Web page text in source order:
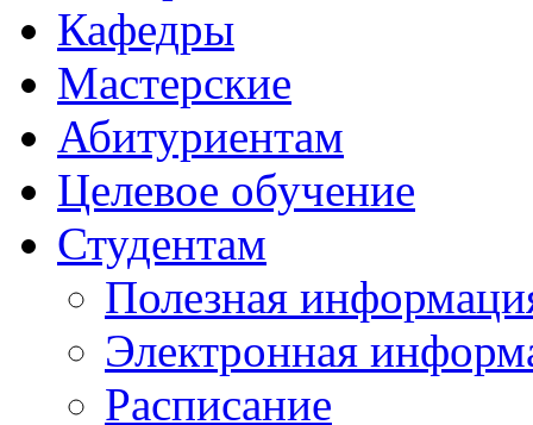
Кафедры
Мастерские
Абитуриентам
Целевое обучение
Студентам
Полезная
Электронная
Расписание